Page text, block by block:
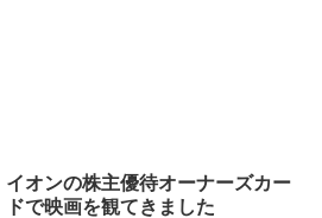
イオンの株主優待オーナーズカー
ドで映画を観てきました